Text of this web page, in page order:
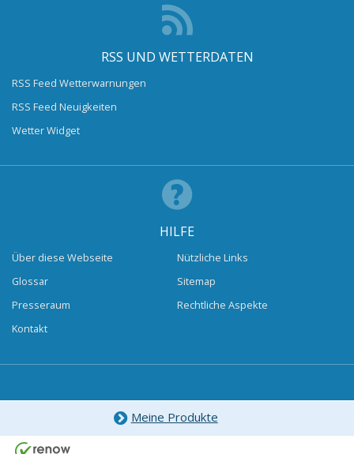
RSS UND WETTERDATEN
RSS Feed Wetterwarnungen
RSS Feed Neuigkeiten
Wetter Widget
HILFE
Über diese Webseite
Glossar
Presseraum
Kontakt
Nützliche Links
Sitemap
Rechtliche Aspekte
Meine Produkte